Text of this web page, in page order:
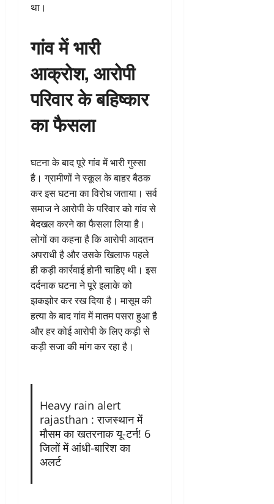
था।
गांव में भारी
आक्रोश, आरोपी
परिवार के बहिष्कार
का फैसला
घटना के बाद पूरे गांव में भारी गुस्सा
है। ग्रामीणों ने स्कूल के बाहर बैठक
कर इस घटना का विरोध जताया। सर्व
समाज ने आरोपी के परिवार को गांव से
बेदखल करने का फैसला लिया है।
लोगों का कहना है कि आरोपी आदतन
अपराधी है और उसके खिलाफ पहले
ही कड़ी कार्रवाई होनी चाहिए थी। इस
दर्दनाक घटना ने पूरे इलाके को
झकझोर कर रख दिया है। मासूम की
हत्या के बाद गांव में मातम पसरा हुआ है
और हर कोई आरोपी के लिए कड़ी से
कड़ी सजा की मांग कर रहा है।
Heavy rain alert
rajasthan : राजस्थान में
मौसम का खतरनाक यू-टर्न! 6
जिलों में आंधी-बारिश का
अलर्ट